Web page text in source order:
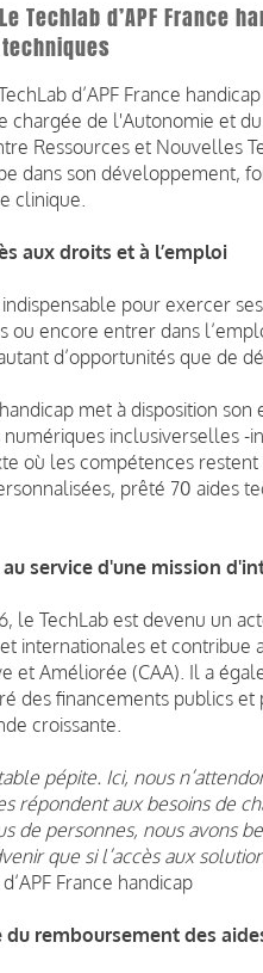
Techlab d’APF France
d’APF France
chargée de l'Autonomie et
Ressources et Nouvelles
dans son développement,
clinique.
aux droits et à l’emploi
pour exercer
ou encore entrer dans
d’opportunités que de
handicap met à disposition
inclusiverselles
où les compétences
prêté 70 aides
service d'une mission
le TechLab est devenu un
internationales et contribue
et Améliorée (CAA). Il a
des financements publics
croissante.
pépite. Ici, nous
répondent aux besoins de
de personnes, nous avons
que si l’accès aux
France handicap
remboursement des